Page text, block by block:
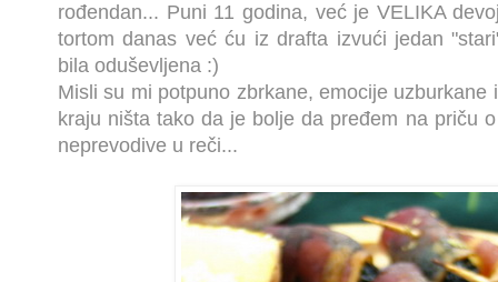
rođendan... Puni 11 godina, već je VELIKA
tortom danas već ću iz drafta izvući jedan
bila oduševljena :)
Misli su mi potpuno zbrkane, emocije uzburkane
kraju ništa tako da je bolje da pređem na priču
neprevodive u reči...